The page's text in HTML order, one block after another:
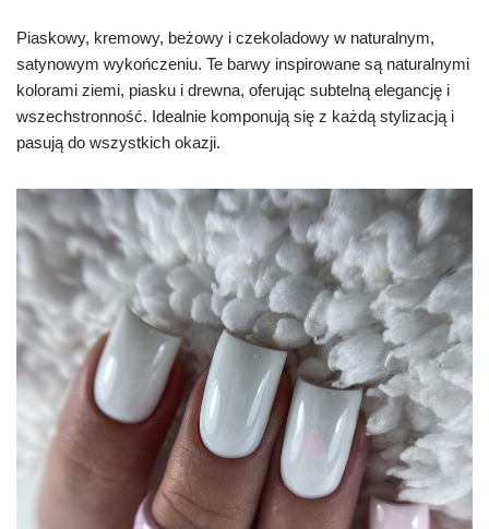
Piaskowy, kremowy, beżowy i czekoladowy w naturalnym,
satynowym wykończeniu. Te barwy inspirowane są naturalnymi
kolorami ziemi, piasku i drewna, oferując subtelną elegancję i
wszechstronność. Idealnie komponują się z każdą stylizacją i
pasują do wszystkich okazji.